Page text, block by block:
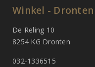
Winkel - Dronten
De Reling 10
8254 KG Dronten
032-1336515